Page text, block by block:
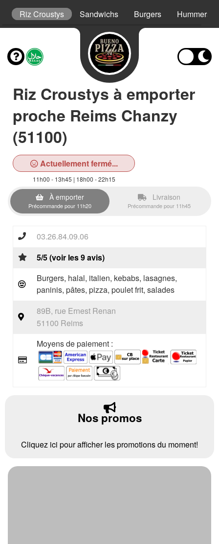
Riz Croustys Sandwichs Burgers Hummers
Riz Croustys à emporter
proche Reims Chanzy
(51100)
Actuellement fermé...
11h00 - 13h45 | 18h00 - 22h15
À emporter
Précommande pour 11h20
Livraison
Précommande pour 11h45
03.26.84.09.06
5/5 (voir les 9 avis)
Burgers, halal, italien, kebabs, lasagnes,
paninis, pâtes, pizza, poulet frit, salades
89B, rue Ernest Renan
51100 Reims
Moyens de paiement :
Nos promos
Cliquez ici pour afficher les promotions du moment!